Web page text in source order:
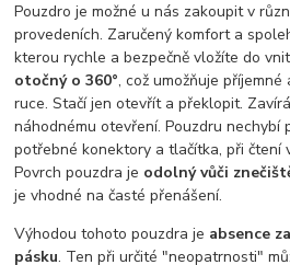
Pouzdro je možné u nás zakoupit v
provedeních. Zaručený komfort a
kterou rychle a bezpečně vložíte do
otočný o 360°, což umožňuje
ruce. Stačí jen otevřít a překlopit.
náhodnému otevření. Pouzdru nechybí
potřebné konektory a tlačítka, při čtení
Povrch pouzdra je odolný vůči
je vhodné na časté přenášení.
Výhodou tohoto pouzdra je absence
pásku. Ten při určité "neopatrnosti"